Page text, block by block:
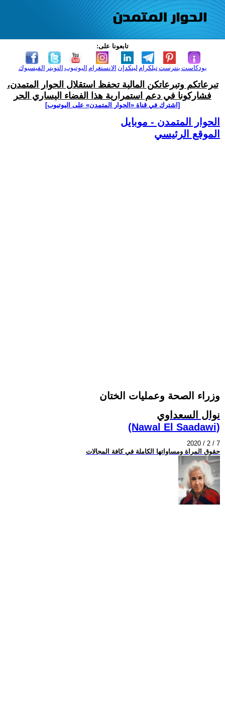
تابعونا على:
الفيسبوك التويتر اليوتيوب الانستغرام لينكدإن تيلكرامبنترست بودكاست
تبرعاتكم وتبرعاتكن المالية تحفظ استقلال الحوار المتمدن،
فشاركونا في دعم استمرارية هذا الفضاء اليساري الحر
[اشترك في قناة ‫«الحوار المتمدن» على اليوتيوب]
الحوار المتمدن - موبايل
الموقع الرئيسي
وزراء الصحة وعمليات الختان
نوال السعداوي
(Nawal El Saadawi)
2020 / 2 / 7
حقوق المراة ومساواتها الكاملة في كافة المجالات